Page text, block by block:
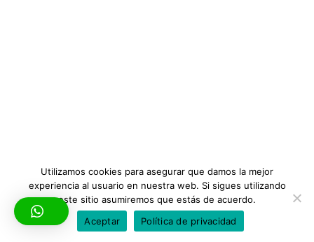
Todos los derechos © 2026 Neurosintergia | Configurado por
intelisoftw
Utilizamos cookies para asegurar que damos la mejor
experiencia al usuario en nuestra web. Si sigues utilizando
este sitio asumiremos que estás de acuerdo.
Aceptar
Política de privacidad